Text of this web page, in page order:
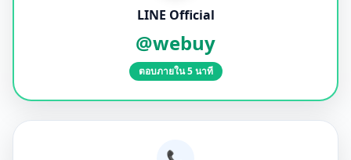
LINE Official
@webuy
ตอบภายใน 5 นาที